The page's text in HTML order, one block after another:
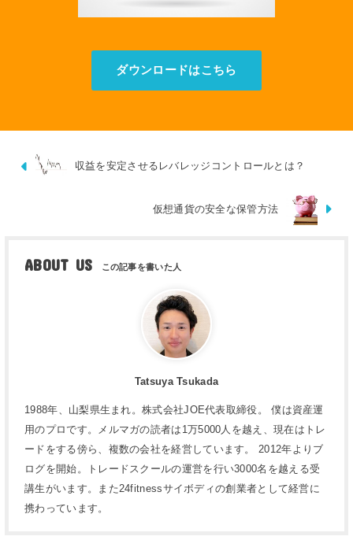
ダウンロードはこちら
収益を安定させるレバレッジコントロールとは？
仮想通貨の安全な保管方法
ABOUT US
Tatsuya Tsukada
1988年、山梨県生まれ。株式会社JOE代表取締役。 僕は資産運
用のプロです。メルマガの読者は1万5000人を越え、現在はトレ
ードをする傍ら、複数の会社を経営しています。 2012年よりブ
ログを開始。トレードスクールの運営を行い3000名を越える受
講生がいます。また24fitnessサイボディの創業者として経営に
携わっています。